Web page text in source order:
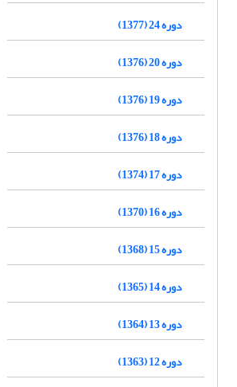
دوره 24 (1377)
دوره 20 (1376)
دوره 19 (1376)
دوره 18 (1376)
دوره 17 (1374)
دوره 16 (1370)
دوره 15 (1368)
دوره 14 (1365)
دوره 13 (1364)
دوره 12 (1363)